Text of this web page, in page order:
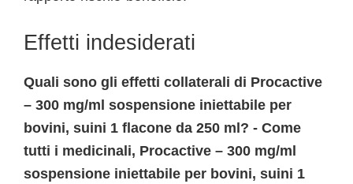
Effetti indesiderati
Quali sono gli effetti collaterali di Procactive
– 300 mg/ml sospensione iniettabile per
bovini, suini 1 flacone da 250 ml? - Come
tutti i medicinali, Procactive – 300 mg/ml
sospensione iniettabile per bovini, suini 1